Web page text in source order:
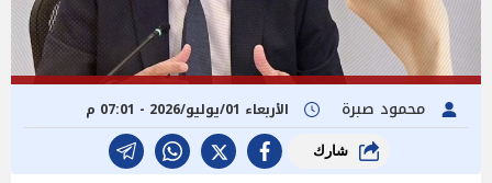
محمود صبرة الأربعاء 01/يوليو/2026 - 07:01 م
شارك